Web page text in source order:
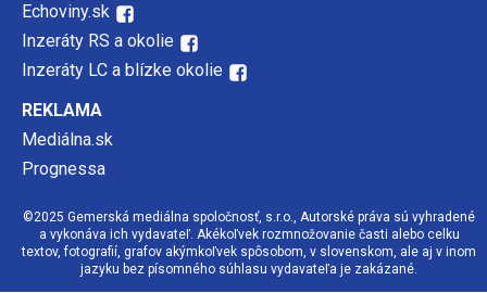
Echoviny.sk
Inzeráty RS a okolie
Inzeráty LC a blízke okolie
REKLAMA
Mediálna.sk
Prognessa
©2025 Gemerská mediálna spoločnosť, s.r.o., Autorské práva sú vyhradené
a vykonáva ich vydavateľ. Akékoľvek rozmnožovanie časti alebo celku
textov, fotografií, grafov akýmkoľvek spôsobom, v slovenskom, ale aj v inom
jazyku bez písomného súhlasu vydavateľa je zakázané.